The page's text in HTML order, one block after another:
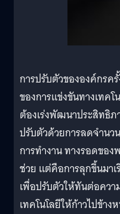
การปรับตัวขององค์กรค
ของการแข่งขันทางเทค
ต้องเร่งพัฒนาประสิทธิ
ปรับตัวด้วยการลดจำนว
การทำงาน ทางรอดขอ
ช่วย แต่คือการลุกขึ้นมา
เพื่อปรับตัวให้ทันต่อควา
เทคโนโลยีให้ก้าวไปข้าง